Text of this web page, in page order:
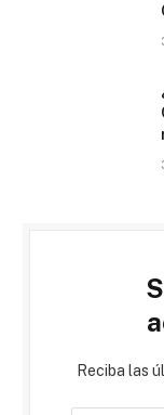
Reciba las